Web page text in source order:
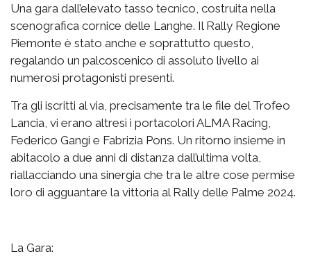
Una gara dall’elevato tasso tecnico, costruita nella
scenografica cornice delle Langhe. Il Rally Regione
Piemonte è stato anche e soprattutto questo,
regalando un palcoscenico di assoluto livello ai
numerosi protagonisti presenti.
Tra gli iscritti al via, precisamente tra le file del Trofeo
Lancia, vi erano altresì i portacolori ALMA Racing,
Federico Gangi e Fabrizia Pons. Un ritorno insieme in
abitacolo a due anni di distanza dall’ultima volta,
riallacciando una sinergia che tra le altre cose permise
loro di agguantare la vittoria al Rally delle Palme 2024.
La Gara: